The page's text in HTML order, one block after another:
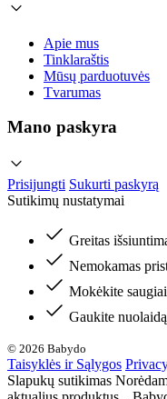
Apie mus
Tinklaraštis
Mūsų parduotuvės
Tvarumas
Mano paskyra
Prisijungti Sukurti paskyrą
Sutikimų nustatymai
Greitas
Nemokamas
Mokėkite
Gaukite
© 2026 Babydo
Taisyklės ir Sąlygos
Slapukų sutikimas